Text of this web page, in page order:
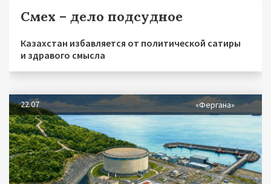
Смех – дело подсудное
Казахстан избавляется от политической сатиры
и здравого смысла
22.07 «Фергана»